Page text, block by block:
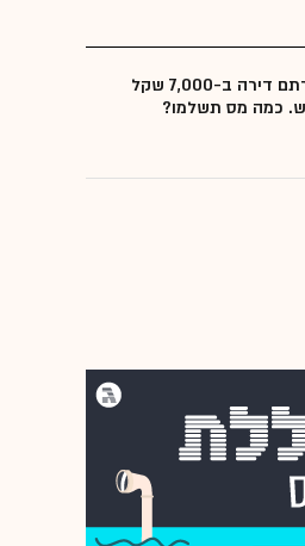
השכרתם דירה ב-7,000 שקל
כמה מס תשלמו?